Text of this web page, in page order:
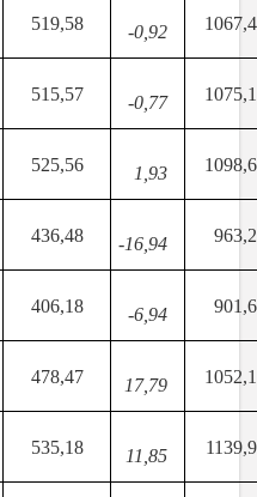
519,58 -0,92
515,57 -0,77
525,56 1,93
436,48 -16,94
406,18 -6,94
478,47 17,79
535,18 11,85